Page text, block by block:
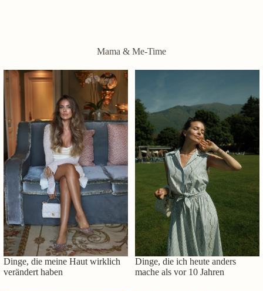
Mama & Me-Time
Dinge, die meine Haut wirklich
verändert haben
Dinge, die ich heute anders
mache als vor 10 Jahren